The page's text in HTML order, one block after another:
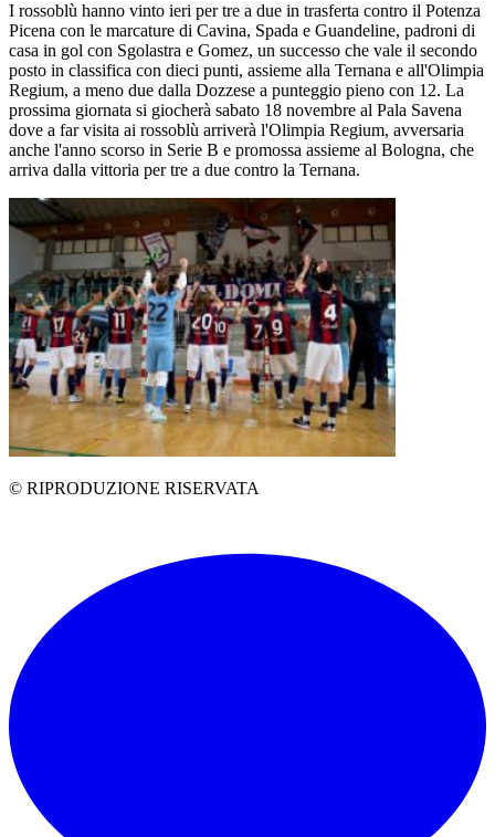
I rossoblù hanno vinto ieri per tre a due in trasferta contro il Potenza
Picena con le marcature di Cavina, Spada e Guandeline, padroni di
casa in gol con Sgolastra e Gomez, un successo che vale il secondo
posto in classifica con dieci punti, assieme alla Ternana e all'Olimpia
Regium, a meno due dalla Dozzese a punteggio pieno con 12. La
prossima giornata si giocherà sabato 18 novembre al Pala Savena
dove a far visita ai rossoblù arriverà l'Olimpia Regium, avversaria
anche l'anno scorso in Serie B e promossa assieme al Bologna, che
arriva dalla vittoria per tre a due contro la Ternana.
© RIPRODUZIONE RISERVATA